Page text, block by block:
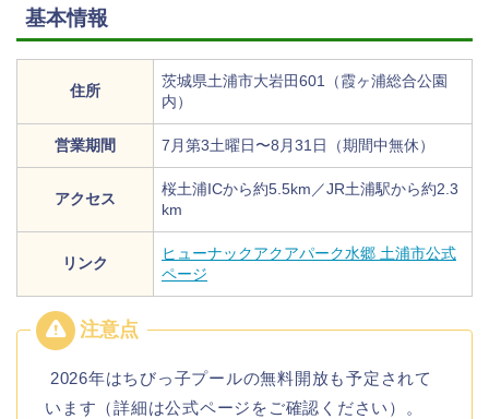
基本情報
住所
茨城県土浦市大岩田601（霞ヶ浦総合公園
内）
営業期間 7月第3土曜日〜8月31日（期間中無休）
アクセス
桜土浦ICから約5.5km／JR土浦駅から約2.3
km
リンク
ヒューナックアクアパーク水郷 土浦市公式
ページ
2026年はちびっ子プールの無料開放も予定されて
います（詳細は公式ページをご確認ください）。